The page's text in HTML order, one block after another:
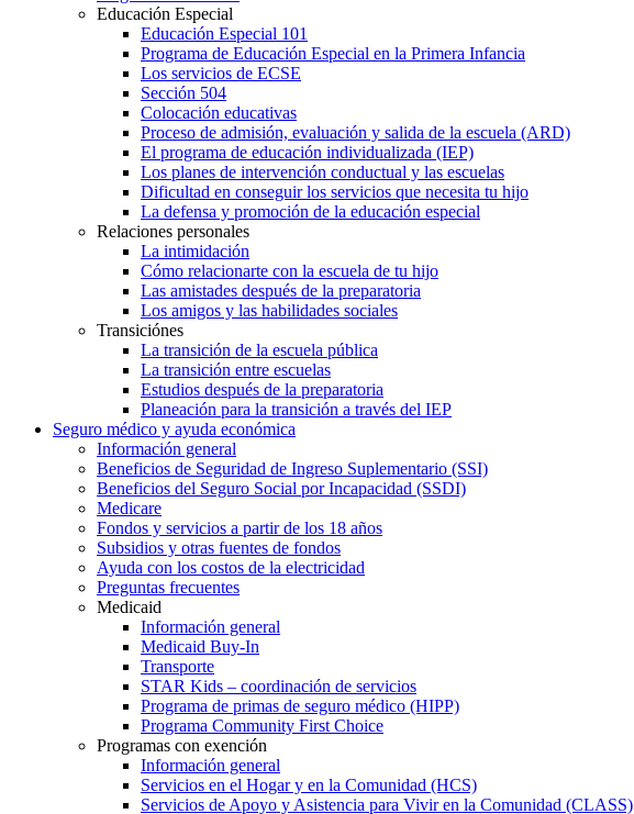
Educación Especial
Educación Especial 101
Programa de Educación Especial en la Primera Infancia
Los servicios de ECSE
Sección 504
Colocación educativas
Proceso de admisión, evaluación y salida de la escuela (ARD)
El programa de educación individualizada (IEP)
Los planes de intervención conductual y las escuelas
Dificultad en conseguir los servicios que necesita tu hijo
La defensa y promoción de la educación especial
Relaciones personales
La intimidación
Cómo relacionarte con la escuela de tu hijo
Las amistades después de la preparatoria
Los amigos y las habilidades sociales
Transiciónes
La transición de la escuela pública
La transición entre escuelas
Estudios después de la preparatoria
Planeación para la transición a través del IEP
Seguro médico y ayuda económica
Información general
Beneficios de Seguridad de Ingreso Suplementario (SSI)
Beneficios del Seguro Social por Incapacidad (SSDI)
Medicare
Fondos y servicios a partir de los 18 años
Subsidios y otras fuentes de fondos
Ayuda con los costos de la electricidad
Preguntas frecuentes
Medicaid
Información general
Medicaid Buy-In
Transporte
STAR Kids – coordinación de servicios
Programa de primas de seguro médico (HIPP)
Programa Community First Choice
Programas con exención
Información general
Servicios en el Hogar y en la Comunidad (HCS)
Servicios de Apoyo y Asistencia para Vivir en la Comunidad (CLASS)